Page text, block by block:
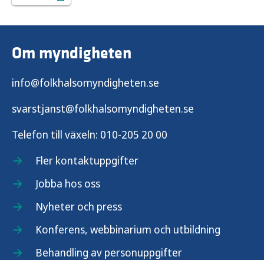
Om myndigheten
info@folkhalsomyndigheten.se
svarstjanst@folkhalsomyndigheten.se
Telefon till växeln: 010-205 20 00
Fler kontaktuppgifter
Jobba hos oss
Nyheter och press
Konferens, webbinarium och utbildning
Behandling av personuppgifter